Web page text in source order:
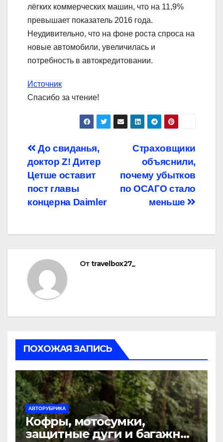
лёгких коммерческих машин, что на 11,9%
превышает показатель 2016 года.
Неудивительно, что на фоне роста спроса на
новые автомобили, увеличилась и
потребность в автокредитовании.
Источник
Спасибо за чтение!
Навигация
по
записям
Страховщики
объяснили,
почему убытков
по ОСАГО стало
меньше
До свиданья,
доктор Z! Дитер
Цетше оставит
пост главы
концерна Daimler
Отtravelbox27_
ПОХОЖАЯ ЗАПИСЬ
АВТОРУБРИКА
Кофры, мотосумки,
защитные дуги и багажные